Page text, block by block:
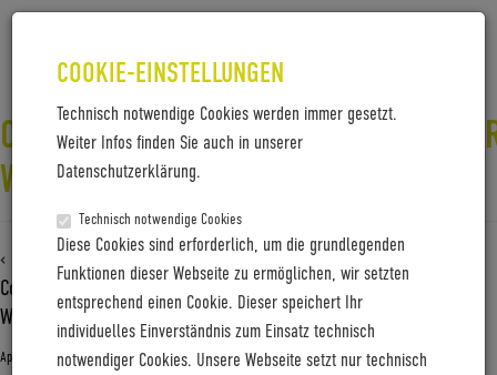
COOKIE-EINSTELLUNGEN
Technisch notwendige Cookies werden immer gesetzt.
Weiter Infos finden Sie auch in unserer
Datenschutzerklärung.
Technisch notwendige Cookies
Diese Cookies sind erforderlich, um die grundlegenden
Funktionen dieser Webseite zu ermöglichen, wir setzten
entsprechend einen Cookie. Dieser speichert Ihr
individuelles Einverständnis zum Einsatz technisch
notwendiger Cookies. Unsere Webseite setzt nur technisch
WENZEL
‹ Zurück zu
Coboc_SEVEN_Kallio_Comfort_Ride_03_Photographer_Falk-
Wenzel
April 20, 2020Gabi Jung — No Comments